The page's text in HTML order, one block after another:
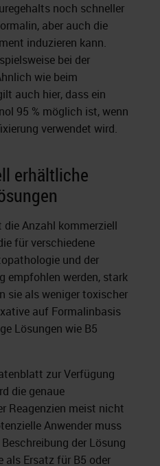
noch schneller
aber auch die
induzieren kann.
bei der
wie beim
auch hier, dass ein
95 % möglich ist, wenn
verwendet wird.
erhältliche
Anzahl kommerziell
für verschiedene
und der
empfohlen werden, stark
sie als weniger toxischer
auf Formalinbasis
Lösungen wie B5
zur Verfügung
die genaue
Reagenzien meist nicht
Anwender muss
der Lösung
als Ersatz für B5 oder